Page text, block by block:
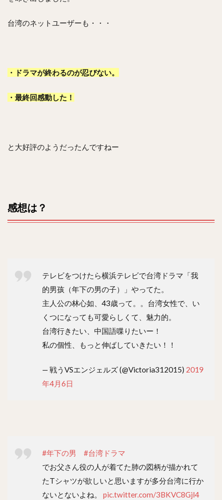
台湾のネットユーザーも・・・
・ドラマが終わるのが忍びない。
・最終回感動した！
と大好評のようだったんですねー
感想は？
テレビをつけたら横浜テレビで台湾ドラマ「我
的男孩（年下の男の子）」やってた。
主人公の林心如、43歳って。。台湾女性で、い
くつになっても可愛らしくて、魅力的。
台湾行きたい、中国語喋りたいー！
私の個性、もっと伸ばしていきたい！！
— 戦うVSエンジェルズ (@Victoria312015) 2019
年4月6日
#年下の男
#台湾ドラマ
でお父さん役の人が着てた肺の図柄が描かれて
たTシャツが欲しいと思いますが多分台湾に行か
ないとないよね。 pic.twitter.com/3BKVC8Gjl4